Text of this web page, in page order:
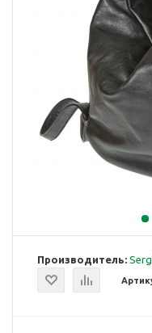
Производитель: